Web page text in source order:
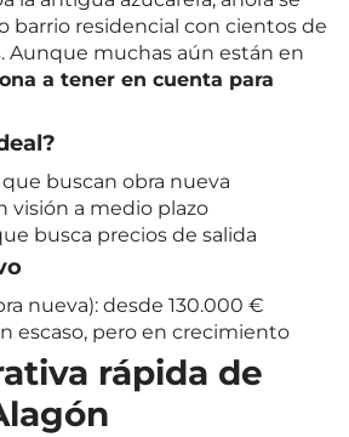
barrio residencial con cientos de
Aunque muchas aún están en
a tener en cuenta para
buscan obra nueva
visión a medio plazo
busca precios de salida
nueva): desde 130.000 €
escaso, pero en crecimiento
rápida de